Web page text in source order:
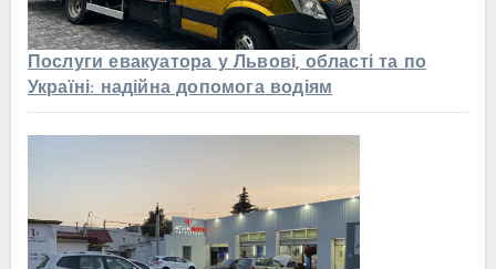
Послуги евакуатора у Львові, області та по
Україні: надійна допомога водіям